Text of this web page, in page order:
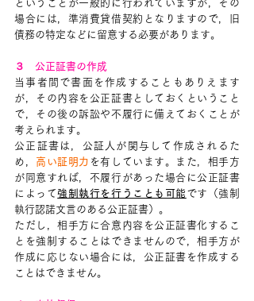
ということが一般的に行われていますが，その
場合には，準消費貸借契約となりますので，旧
債務の特定などに留意する必要があります。
３　公正証書の作成
当事者間で書面を作成することもありえます
が，その内容を公正証書としておくということ
で，その後の訴訟や不履行に備えておくことが
考えられます。
公正証書は，公証人が関与して作成されるた
め， 高い証明力 を有しています。また，相手方
が同意すれば，不履行があった場合に公正証書
によって強制執行を行うことも可能 です（強制
執行認諾文言のある公正証書）。
ただし，相手方に合意内容を公正証書化するこ
とを強制することはできませんので，相手方が
作成に応じない場合には，公正証書を作成する
ことはできません。